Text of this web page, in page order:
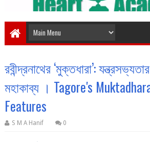
রবীন্দ্রনাথের ‘মুক্তধারা’:
মহাকাব্য । Tagore's
Features
S M A Hanif 0